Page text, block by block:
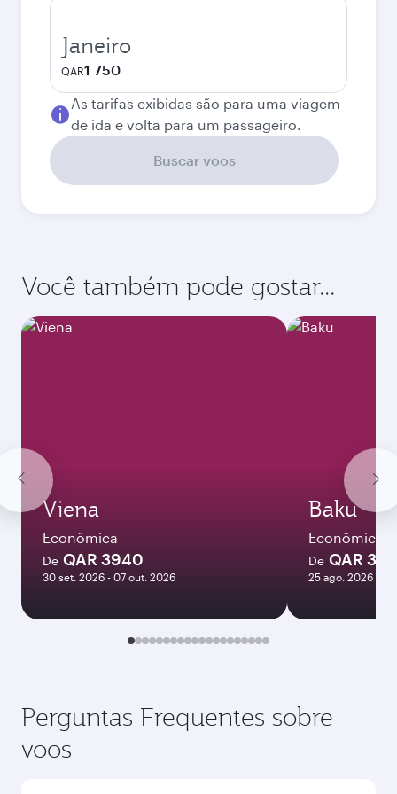
Janeiro
QAR1 750
As tarifas exibidas são para uma viagem
de ida e volta para um passageiro.
Buscar voos
Você também pode gostar...
Viena
Econômica
De QAR 3940
30 set. 2026 - 07 out. 2026
Baku
Econômica
De QAR
25 ago. 2026 -
Perguntas Frequentes sobre
voos